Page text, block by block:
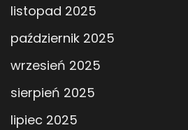
listopad 2025
październik 2025
wrzesień 2025
sierpień 2025
lipiec 2025